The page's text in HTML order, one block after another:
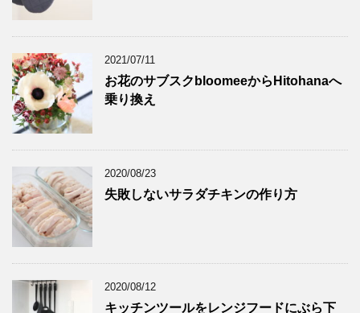
2021/07/11
お花のサブスクbloomeeからHitohanaへ
乗り換え
2020/08/23
失敗しないサラダチキンの作り方
2020/08/12
キッチンツールをレンジフードにぶら下